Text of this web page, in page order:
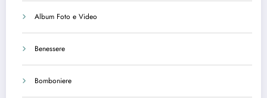
Album Foto e Video
Benessere
Bomboniere